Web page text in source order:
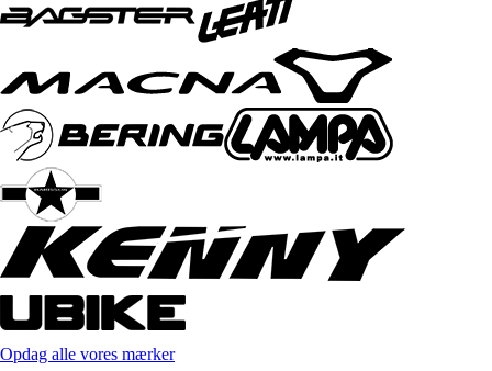
Opdag alle vores mærker